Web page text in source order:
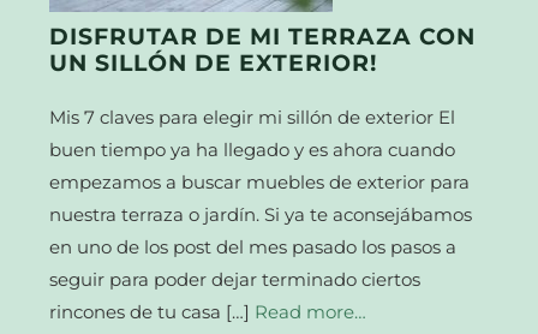
DISFRUTAR DE MI TERRAZA CON
UN SILLÓN DE EXTERIOR!
Mis 7 claves para elegir mi sillón de exterior El
buen tiempo ya ha llegado y es ahora cuando
empezamos a buscar muebles de exterior para
nuestra terraza o jardín. Si ya te aconsejábamos
en uno de los post del mes pasado los pasos a
seguir para poder dejar terminado ciertos
rincones de tu casa […] Read more…